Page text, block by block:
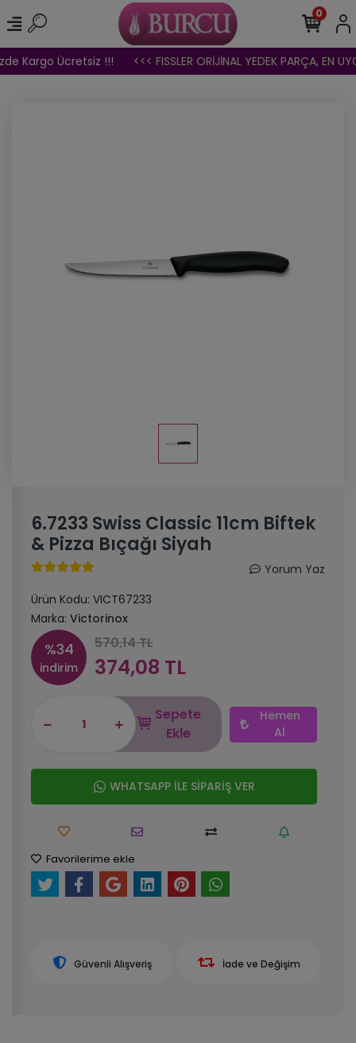
Kargo Ücretsiz !!! <<< FISSLER ORİJİNAL YEDEK PARÇA, EN
0
6.7233 Swiss Classic 11cm Biftek
& Pizza Bıçağı Siyah
Yorum Yaz
Ürün Kodu: VICT67233
Marka: Victorinox
%34
indirim
570,14 TL
374,08 TL
Sepete
Ekle
Hemen
Al
WHATSAPP İLE SİPARİŞ VER
Favorilerime ekle
Güvenli Alışveriş İade ve Değişim